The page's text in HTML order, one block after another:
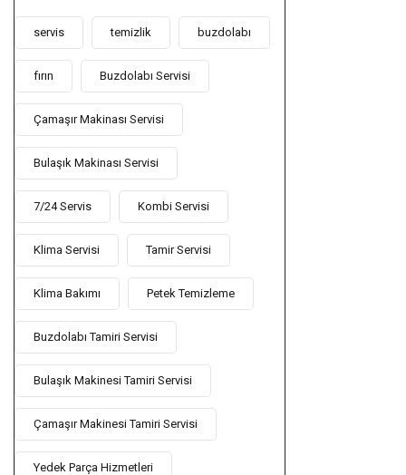
servis temizlik buzdolabı
fırın Buzdolabı Servisi
Çamaşır Makinası Servisi
Bulaşık Makinası Servisi
7/24 Servis Kombi Servisi
Klima Servisi Tamir Servisi
Klima Bakımı Petek Temizleme
Buzdolabı Tamiri Servisi
Bulaşık Makinesi Tamiri Servisi
Çamaşır Makinesi Tamiri Servisi
Yedek Parça Hizmetleri